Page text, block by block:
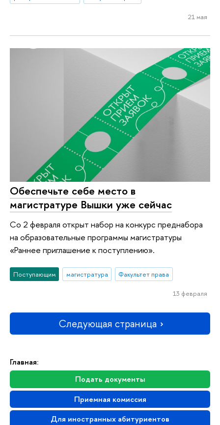
Главная:
Подать документы
Приемная комиссия
Для иностранных абитуриентов
21 мая
Обеспечьте себе место в
магистратуре Вышки уже сейчас
Со 2 февраля открыт набор на конкурс преднабора
на образовательные программы магистратуры
«Раннее приглашение к поступлению».
Поступающим магистратура Факультет права
13 февраля
Следующая страница